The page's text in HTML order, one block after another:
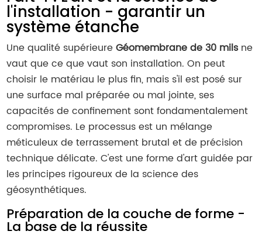
l'installation - garantir un
système étanche
Une qualité supérieureGéomembrane de 30 milsne
vaut que ce que vaut son installation. On peut
choisir le matériau le plus fin, mais s'il est posé sur
une surface mal préparée ou mal jointe, ses
capacités de confinement sont fondamentalement
compromises. Le processus est un mélange
méticuleux de terrassement brutal et de précision
technique délicate. C'est une forme d'art guidée par
les principes rigoureux de la science des
géosynthétiques.
Préparation de la couche de forme -
La base de la réussite